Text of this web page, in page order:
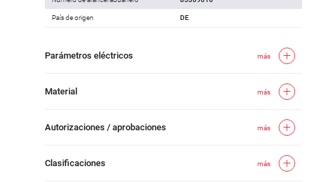
País de origen DE
Parámetros eléctricos más
Material más
Autorizaciones / aprobaciones más
Clasificaciones más